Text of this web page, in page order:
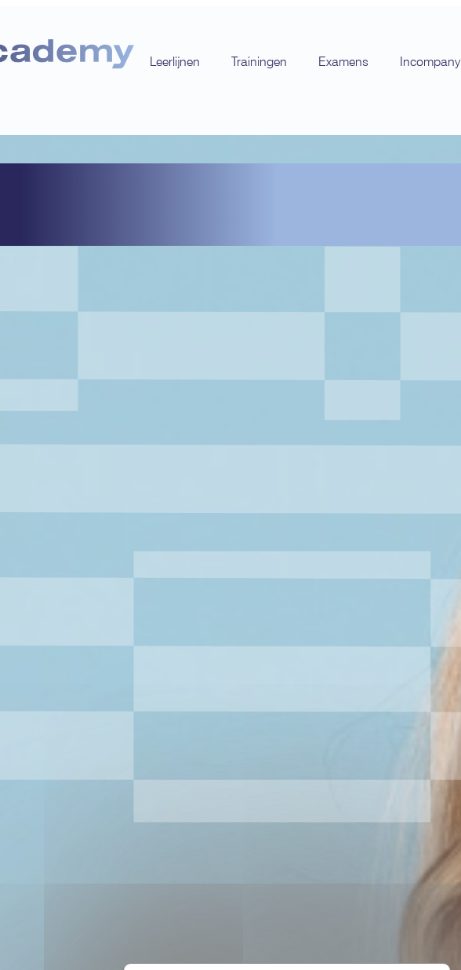
Leerlijnen Trainingen Examens Incompany